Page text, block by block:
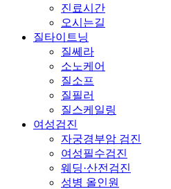
진료시간
오시는길
질타이트닝
질쎄라
소노케어
질소프
질필러
질스케일링
여성검진
자궁경부암 검진
여성필수검진
웨딩·산전검진
성병 올인원